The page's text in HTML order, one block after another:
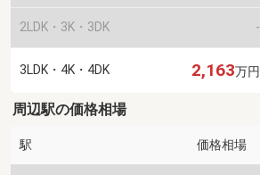
2LDK・3K・3DK -
3LDK・4K・4DK 2,163万円
周辺駅の価格相場
駅 価格相場